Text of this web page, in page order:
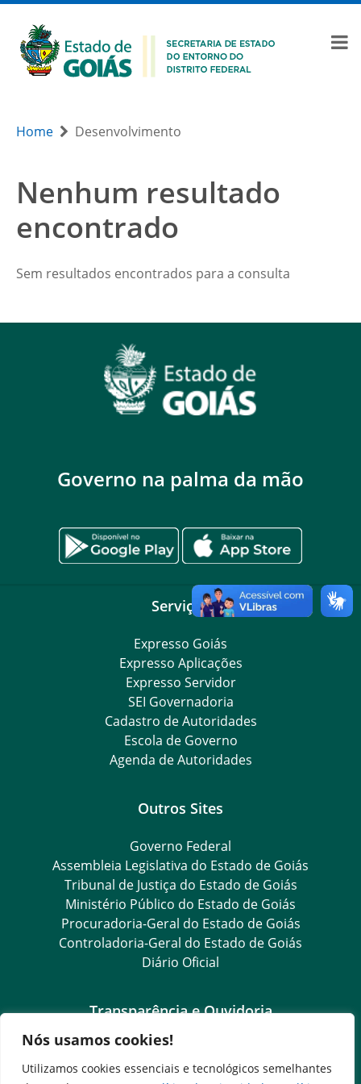
Nós usamos cookies!
Utilizamos cookies essenciais e tecnológicos semelhantes
Home Desenvolvimento
Nenhum resultado
encontrado
Sem resultados encontrados para a consulta
Governo na palma da mão
Serviços
Expresso Goiás
Expresso Aplicações
Expresso Servidor
SEI Governadoria
Cadastro de Autoridades
Escola de Governo
Agenda de Autoridades
Outros Sites
Governo Federal
Assembleia Legislativa do Estado de Goiás
Tribunal de Justiça do Estado de Goiás
Ministério Público do Estado de Goiás
Procuradoria-Geral do Estado de Goiás
Controladoria-Geral do Estado de Goiás
Diário Oficial
Transparência e Ouvidoria
LGPD
Goiás Transparência